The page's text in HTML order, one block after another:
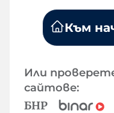
Към
Или
сайтове:
БНР